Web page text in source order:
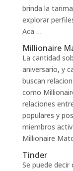
brinda la
explorar
Aca …
Millionaire
La cantidad
aniversario, y
buscan
como
relaciones
populares y
miembros
Millionaire
Tinder
Se puede